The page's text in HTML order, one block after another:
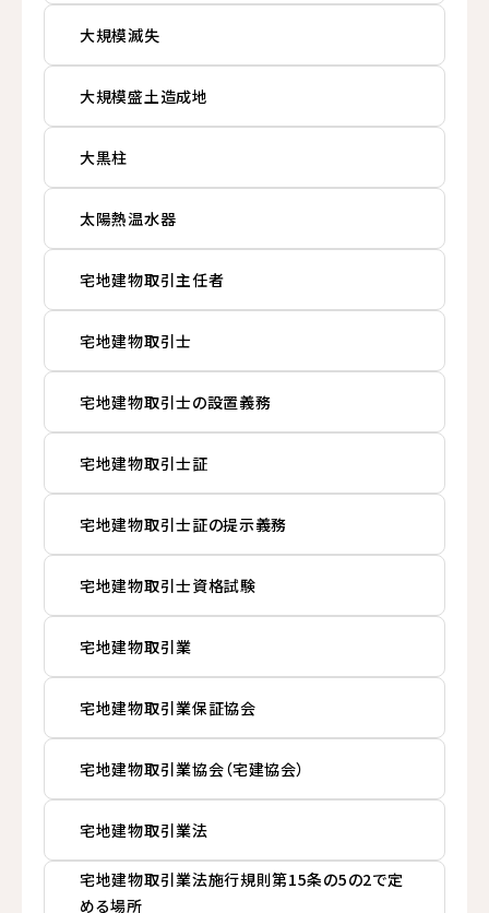
大規模滅失
大規模盛土造成地
大黒柱
太陽熱温水器
宅地建物取引主任者
宅地建物取引士
宅地建物取引士の設置義務
宅地建物取引士証
宅地建物取引士証の提示義務
宅地建物取引士資格試験
宅地建物取引業
宅地建物取引業保証協会
宅地建物取引業協会（宅建協会）
宅地建物取引業法
宅地建物取引業法施行規則第15条の5の2で定
める場所